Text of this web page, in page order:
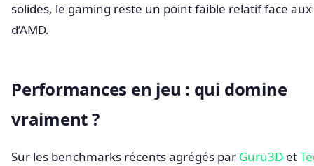
solides, le gaming reste un point faible relatif face aux
d’AMD.
Performances en jeu : qui domine
vraiment ?
Sur les benchmarks récents agrégés par Guru3D et